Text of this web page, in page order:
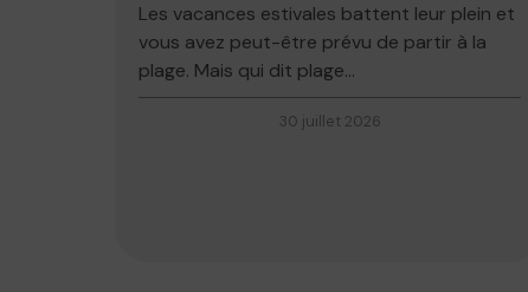
Les vacances estivales battent leur plein et
vous avez peut-être prévu de partir à la
plage. Mais qui dit plage...
30 juillet 2026